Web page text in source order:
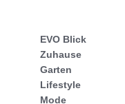
EVO Blick
Zuhause
Garten
Lifestyle
Mode